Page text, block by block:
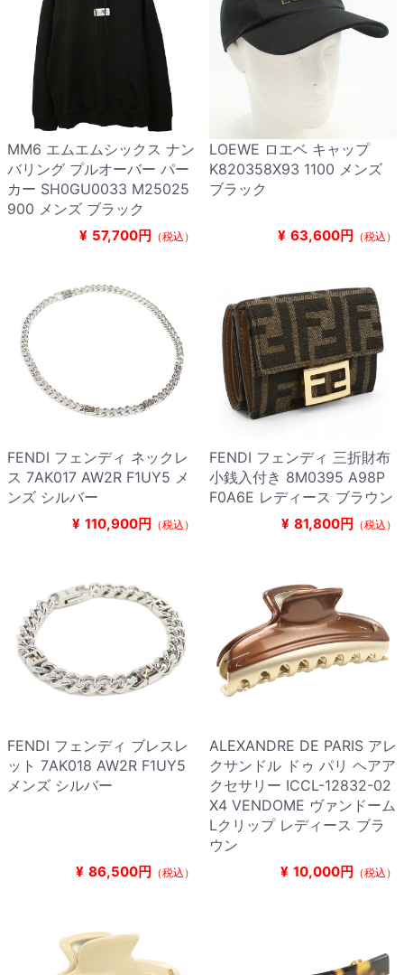
MM6 エムエムシックス ナン
バリング プルオーバー パー
カー SH0GU0033 M25025
900 メンズ ブラック
¥ 57,700円 （税込）
LOEWE ロエベ キャップ
K820358X93 1100 メンズ
ブラック
¥ 63,600円 （税込）
FENDI フェンディ ネックレ
ス 7AK017 AW2R F1UY5 メ
ンズ シルバー
¥ 110,900円 （税込）
FENDI フェンディ 三折財布
小銭入付き 8M0395 A98P
F0A6E レディース ブラウン
¥ 81,800円 （税込）
FENDI フェンディ ブレスレ
ット 7AK018 AW2R F1UY5
メンズ シルバー
¥ 86,500円 （税込）
ALEXANDRE DE PARIS アレ
クサンドル ドゥ パリ ヘアア
クセサリー ICCL-12832-02
X4 VENDOME ヴァンドーム
Lクリップ レディース ブラ
ウン
¥ 10,000円 （税込）